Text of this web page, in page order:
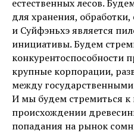
естественных лесов.
для хранения,
и Суйфэньхэ является
инициативы. Будем
конкурентоспособности
крупные корпорации,
между
И мы будем стремиться
происхождении
попадания на рынок